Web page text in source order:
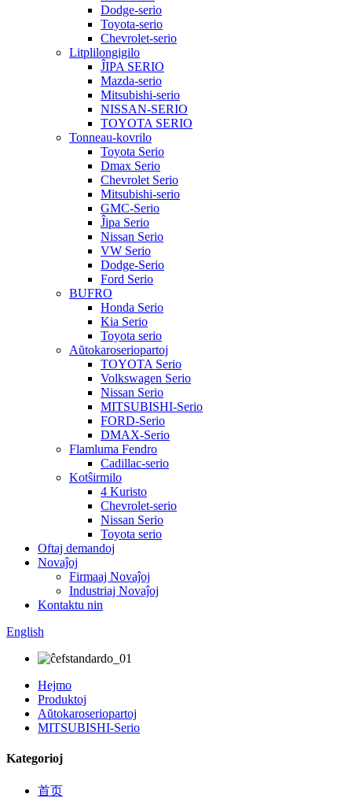
Dodge-serio
Toyota-serio
Chevrolet-serio
Litplilongigilo
ĴIPA SERIO
Mazda-serio
Mitsubishi-serio
NISSAN-SERIO
TOYOTA SERIO
Tonneau-kovrilo
Toyota Serio
Dmax Serio
Chevrolet Serio
Mitsubishi-serio
GMC-Serio
Ĵipa Serio
Nissan Serio
VW Serio
Dodge-Serio
Ford Serio
BUFRO
Honda Serio
Kia Serio
Toyota serio
Aŭtokaroseriopartoj
TOYOTA Serio
Volkswagen Serio
Nissan Serio
MITSUBISHI-Serio
FORD-Serio
DMAX-Serio
Flamluma Fendro
Cadillac-serio
Kotŝirmilo
4 Kuristo
Chevrolet-serio
Nissan Serio
Toyota serio
Oftaj demandoj
Novaĵoj
Firmaaj Novaĵoj
Industriaj Novaĵoj
Kontaktu nin
English
Hejmo
Produktoj
Aŭtokaroseriopartoj
MITSUBISHI-Serio
Kategorioj
首页